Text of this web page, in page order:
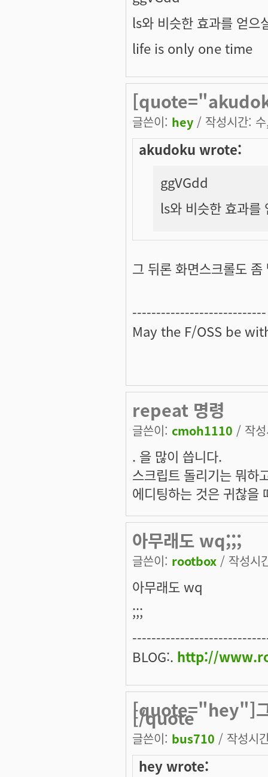
ls와 비슷한 효과를 얻으
life is only one time
글쓴이: hey / 작성시간:
akudoku wrote:
ggVGdd
ls와 비슷한 효과를
그 뒤론 화면스크롤도 좀
----------------------------
May the F/OSS be
repeat 명령
글쓴이: cmoh1110 / 작
. 을 많이 씁니다.
스크립트 돌리기는 뭐하
에디팅하는 것은 귀찮을
아무래도 wq;;;
글쓴이: rootbox / 작성시
아무래도 wq
;;;
BLOG:. http://
[quote="hey"]그
[/quote
글쓴이: bus710 / 작성시
hey wrote: